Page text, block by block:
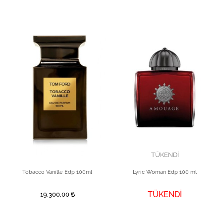
Tobacco Vanille Edp 100ml
19.300,00
TÜKENDİ
Lyric Woman Edp 100 ml
TÜKENDİ